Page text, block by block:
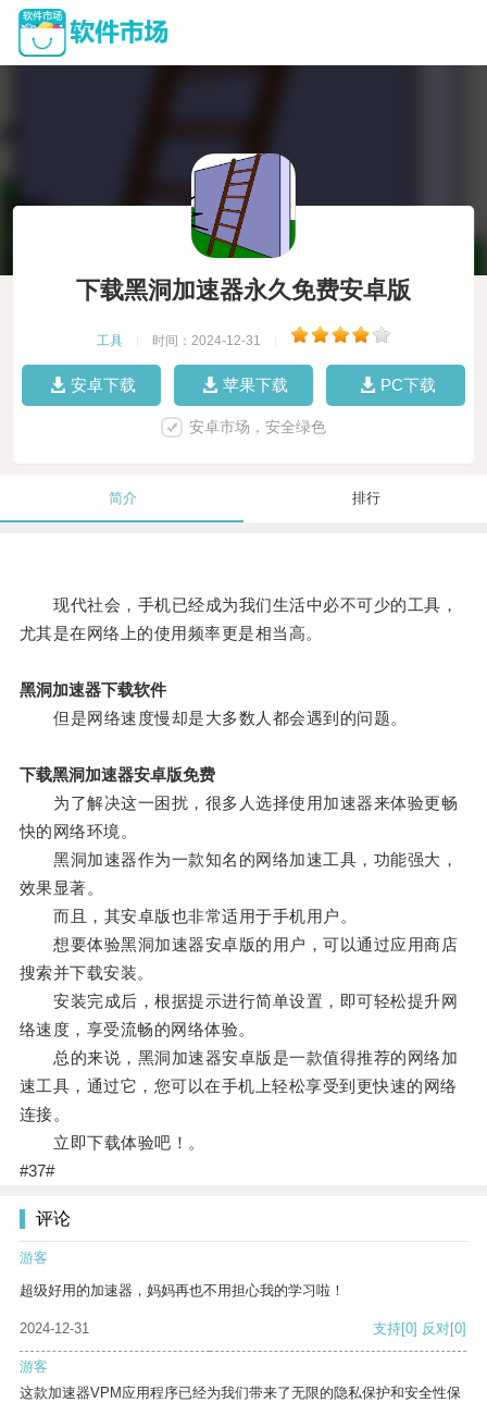
下载黑洞加速器永久免费安卓版
工具 时间：2024-12-31
安卓下载 苹果下载 PC下载
安卓市场，安全绿色
简介 排行
现代社会，手机已经成为我们生活中必不可少的工具，
尤其是在网络上的使用频率更是相当高。
黑洞加速器下载软件
但是网络速度慢却是大多数人都会遇到的问题。
下载黑洞加速器安卓版免费
为了解决这一困扰，很多人选择使用加速器来体验更畅
快的网络环境。
黑洞加速器作为一款知名的网络加速工具，功能强大，
效果显著。
而且，其安卓版也非常适用于手机用户。
想要体验黑洞加速器安卓版的用户，可以通过应用商店
搜索并下载安装。
安装完成后，根据提示进行简单设置，即可轻松提升网
络速度，享受流畅的网络体验。
总的来说，黑洞加速器安卓版是一款值得推荐的网络加
速工具，通过它，您可以在手机上轻松享受到更快速的网络
连接。
立即下载体验吧！。
#37#
评论
游客
超级好用的加速器，妈妈再也不用担心我的学习啦！
2024-12-31 支持[0] 反对[0]
游客
这款加速器VPM应用程序已经为我们带来了无限的隐私保护和安全性保